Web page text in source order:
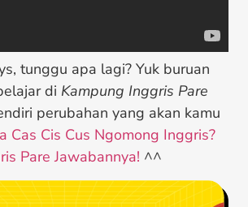
tunggu apa lagi? Yuk buruan
di Kampung Inggris Pare
perubahan yang akan kamu
Cas Cis Cus Ngomong Inggris?
Pare Jawabannya! ^^